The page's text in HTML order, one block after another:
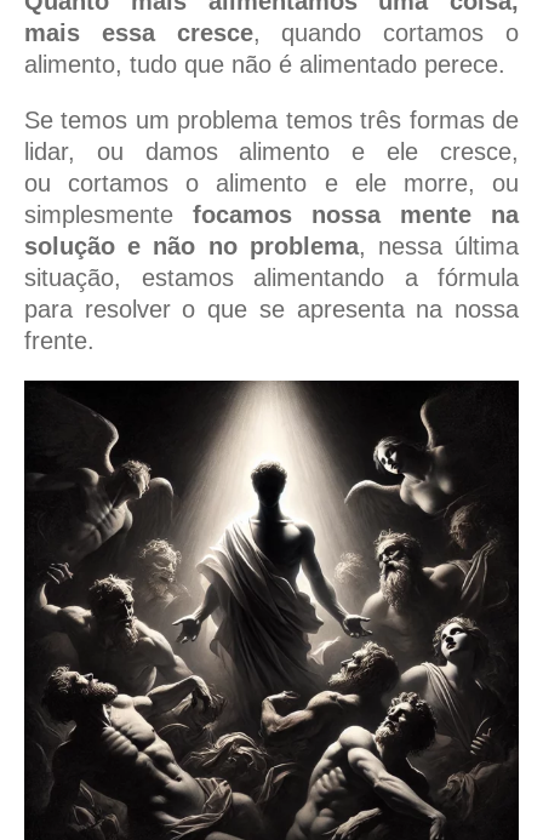
mais essa cresce, quando cortamos o
alimento, tudo que não é alimentado perece.
Se temos um problema temos três formas de
lidar, ou damos alimento e ele cresce,
ou cortamos o alimento e ele morre, ou
simplesmente focamos nossa mente na
solução e não no problema, nessa última
situação, estamos alimentando a fórmula
para resolver o que se apresenta na nossa
frente.